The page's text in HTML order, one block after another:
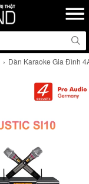
Dàn Karaoke Gia Đình